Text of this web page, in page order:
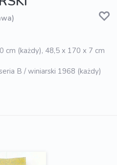
cm (każdy), 48,5 x 170 x 7 cm
B / winiarski 1968 (każdy)